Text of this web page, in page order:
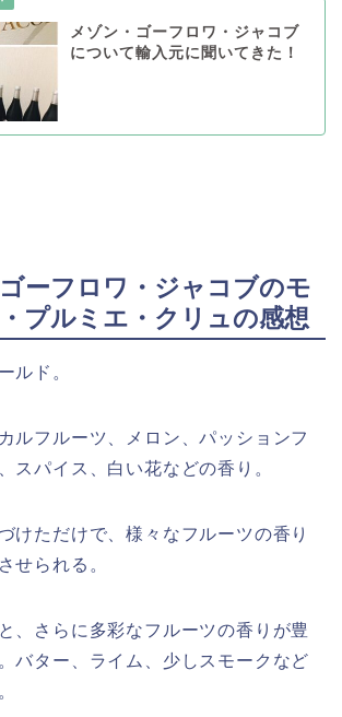
メゾン・ゴーフロワ・ジャコブ
について輸入元に聞いてきた！
ーフロワ・ジャコブのモ
プルミエ・クリュの感想
ルド。
ルフルーツ、メロン、パッションフ
スパイス、白い花などの香り。
けただけで、様々なフルーツの香り
せられる。
、さらに多彩なフルーツの香りが豊
バター、ライム、少しスモークなど